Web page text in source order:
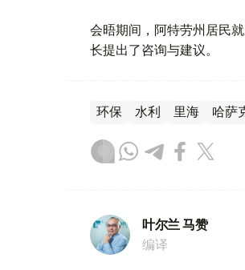
会晤期间，阿特劳州居民
长提出了咨询与建议。
环保 水利 里海 哈萨
叶尔兰 马赞
编译